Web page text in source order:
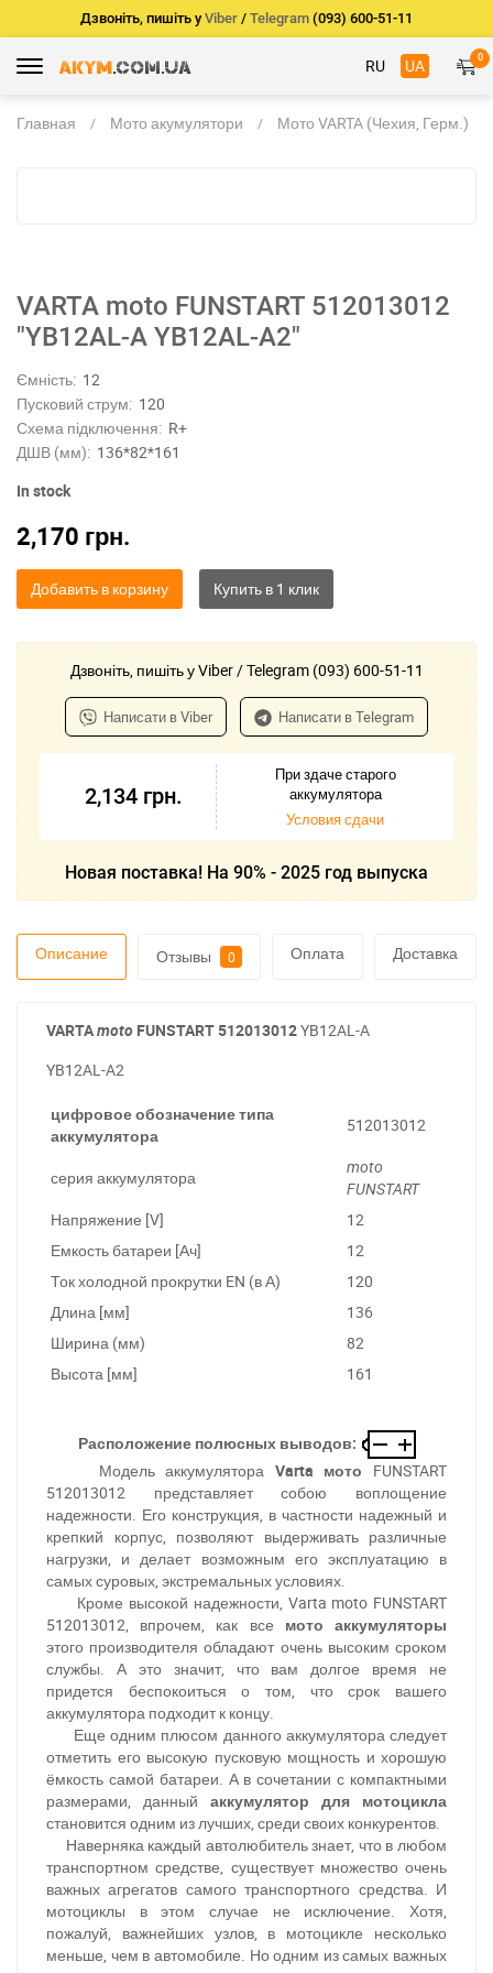
Дзвоніть, пишіть у Viber / Telegram (093) 600-51-11
RU UA 0
Главная Мото акумулятори Мото VARTA (Чехия, Герм.)
VARTA moto FUNSTART 512013012
"YB12AL-A YB12AL-A2"
Ємність: 12
Пусковий струм: 120
Схема підключення: R+
ДШВ (мм): 136*82*161
In stock
2,170 грн.
Добавить в корзину
Дзвоніть, пишіть у Viber / Telegram (093) 600-51-11
Написати в Viber Написати в Telegram
2,134 грн.
При здаче старого
аккумулятора
Условия сдачи
Новая поставка! На 90% - 2025 год выпуска
Описание Отзывы 0 Оплата Доставка
VARTAmoto FUNSTART512013012YB12AL-A
YB12AL-A2
цифровое обозначение типа
аккумулятора
512013012
серия аккумулятора
moto
FUNSTART
Напряжение [V]
12
Емкость батареи [Ач]
12
Ток холодной прокрутки EN (в А)
120
Длина [мм]
136
Ширина (мм)
82
Высота [мм]
161
Расположение полюсных выводов:
Модель аккумулятора Varta мото FUNSTART
512013012 представляет собою воплощение
надежности. Его конструкция, в частности надежный и
крепкий корпус, позволяют выдерживать различные
нагрузки, и делает возможным его эксплуатацию в
самых суровых, экстремальных условиях.
Кроме высокой надежности, Varta moto FUNSTART
512013012, впрочем, как все мото аккумуляторы
этого производителя обладают очень высоким сроком
службы. А это значит, что вам долгое время не
придется беспокоиться о том, что срок вашего
аккумулятора подходит к концу.
Еще одним плюсом данного аккумулятора следует
отметить его высокую пусковую мощность и хорошую
ёмкость самой батареи. А в сочетании с компактными
размерами, данный аккумулятор для мотоцикла
становится одним из лучших, среди своих конкурентов.
Наверняка каждый автолюбитель знает, что в любом
транспортном средстве, существует множество очень
важных агрегатов самого транспортного средства. И
мотоциклы в этом случае не исключение. Хотя,
пожалуй, важнейших узлов, в мотоцикле несколько
меньше, чем в автомобиле. Но одним из самых важных